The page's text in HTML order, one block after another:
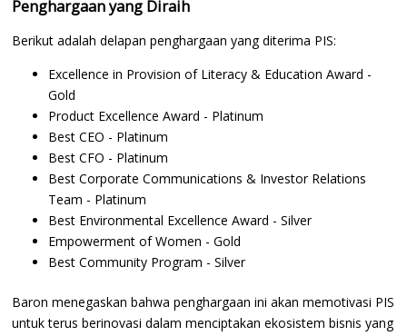
Penghargaan yang Diraih
Berikut adalah delapan penghargaan yang diterima PIS:
Excellence in Provision of Literacy & Education Award -
Gold
Product Excellence Award - Platinum
Best CEO - Platinum
Best CFO - Platinum
Best Corporate Communications & Investor Relations
Team - Platinum
Best Environmental Excellence Award - Silver
Empowerment of Women - Gold
Best Community Program - Silver
Baron menegaskan bahwa penghargaan ini akan memotivasi PIS
untuk terus berinovasi dalam menciptakan ekosistem bisnis yang